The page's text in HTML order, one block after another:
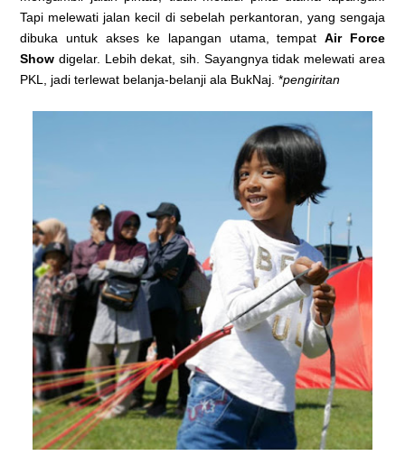
Tapi melewati jalan kecil di sebelah perkantoran, yang sengaja
dibuka untuk akses ke lapangan utama, tempat Air Force
Show digelar. Lebih dekat, sih. Sayangnya tidak melewati area
PKL, jadi terlewat belanja-belanji ala BukNaj. *pengiritan